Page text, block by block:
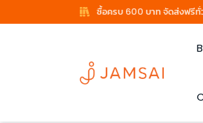
ซื้อครบ 600 บาท จัดส่งฟรีทั่